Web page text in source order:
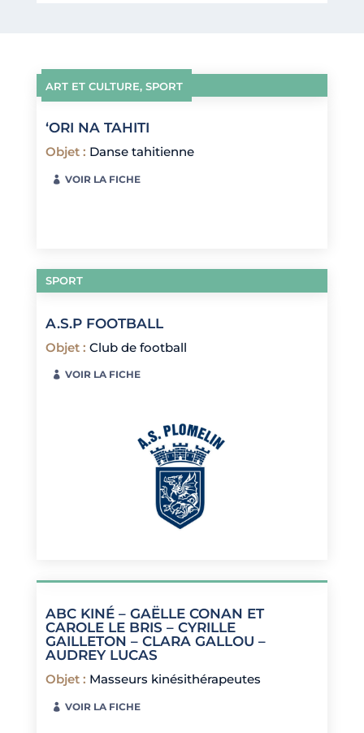
ART ET CULTURE, SPORT
‘ORI NA TAHITI
Objet : Danse tahitienne
VOIR LA FICHE
SPORT
A.S.P FOOTBALL
Objet : Club de football
VOIR LA FICHE
ABC KINÉ – GAËLLE CONAN ET
CAROLE LE BRIS – CYRILLE
GAILLETON – CLARA GALLOU –
AUDREY LUCAS
Objet : Masseurs kinésithérapeutes
VOIR LA FICHE